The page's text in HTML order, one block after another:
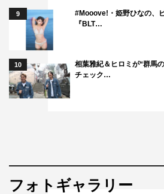
＜「アンビバレント」Type B 特典映
■上村莉菜×潮紗理菜
9
#Mooove!・姫野ひなの、
『BLT…
10
相葉雅紀＆ヒロミが“群馬
チェック…
フォトギャラリー